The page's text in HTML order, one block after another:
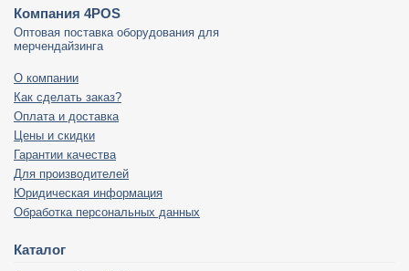
Компания 4POS
Оптовая поставка оборудования для
мерчендайзинга
О компании
Как сделать заказ?
Оплата и доставка
Цены и скидки
Гарантии качества
Для производителей
Юридическая информация
Обработка персональных данных
Каталог